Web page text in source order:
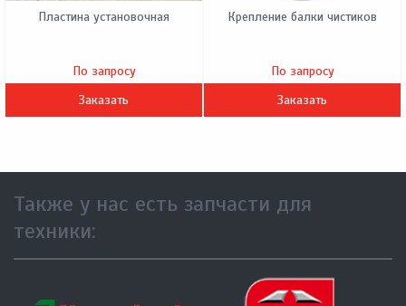
Пластина установочная
По запросу
Заказать
Крепление балки чистиков
По запросу
Заказать
Также у нас есть запчасти для
техники: